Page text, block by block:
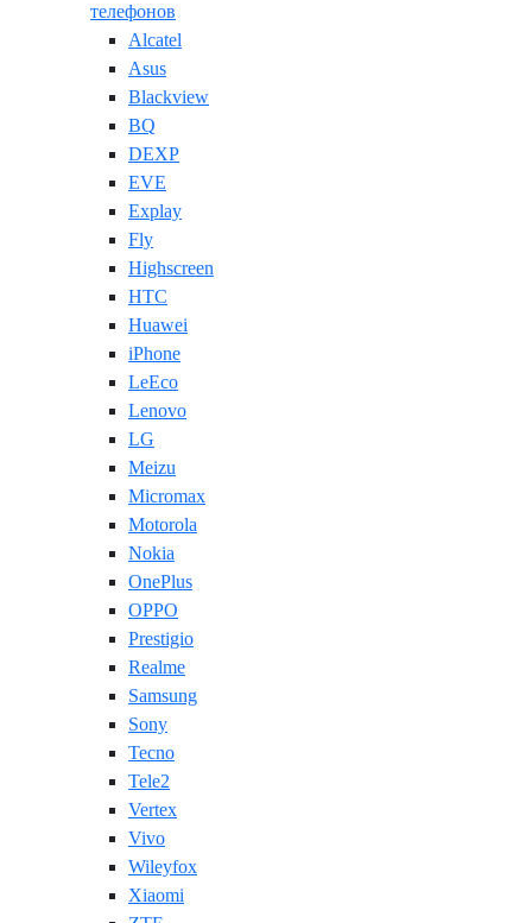
телефонов
Alcatel
Asus
Blackview
BQ
DEXP
EVE
Explay
Fly
Highscreen
HTC
Huawei
iPhone
LeEco
Lenovo
LG
Meizu
Micromax
Motorola
Nokia
OnePlus
OPPO
Prestigio
Realme
Samsung
Sony
Tecno
Tele2
Vertex
Vivo
Wileyfox
Xiaomi